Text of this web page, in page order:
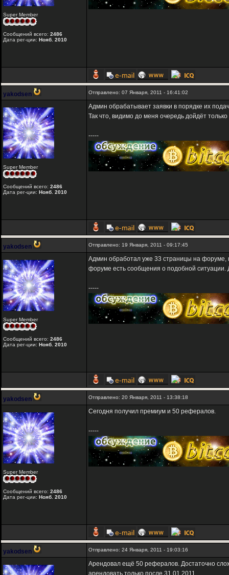
Super Member
Сообщений всего: 2486
Дата рег-ции: Нояб. 2010
yakodsen Отправлено: 07 Января, 2011 - 16:41:02
Super Member
Сообщений всего: 2486
Дата рег-ции: Нояб. 2010
Админ обрабатывает заявки в порядке их
Так что, видимо до меня очередь дойдёт
-----
yakodsen Отправлено: 19 Января, 2011 - 09:17:45
Super Member
Сообщений всего: 2486
Дата рег-ции: Нояб. 2010
Админ обработал уже 33 страницы на форуме,
форуме есть сообщения о подобной
-----
yakodsen Отправлено: 20 Января, 2011 - 13:38:18
Super Member
Сообщений всего: 2486
Дата рег-ции: Нояб. 2010
Сегодня получил премиум и 50 рефералов.
-----
yakodsen Отправлено: 24 Января, 2011 - 19:03:16
Арендовал ещё 50 рефералов. Достаточно
арендовать только после 31.01.2011